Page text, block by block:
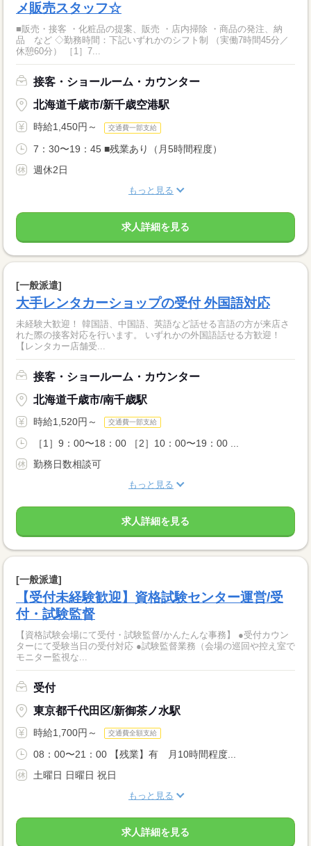
メ販売スタッフ☆
■販売・接客 ・化粧品の提案、販売 ・店内掃除 ・商品の発注、納
品 など ◇勤務時間：下記いずれかのシフト制 （実働7時間45分／
休憩60分） ［1］7...
接客・ショールーム・カウンター
北海道千歳市/新千歳空港駅
時給1,450円～ 交通費一部支給
7：30〜19：45 ■残業あり（月5時間程度）
週休2日
もっと見る
求人詳細を見る
[一般派遣]
大手レンタカーショップの受付 外国語対応
未経験大歓迎！ 韓国語、中国語、英語など話せる言語の方が来店さ
れた際の接客対応を行います。 いずれかの外国語話せる方歓迎！
【レンタカー店舗受...
接客・ショールーム・カウンター
北海道千歳市/南千歳駅
時給1,520円～ 交通費一部支給
［1］9：00〜18：00 ［2］10：00〜19：00 ...
勤務日数相談可
もっと見る
求人詳細を見る
[一般派遣]
【受付未経験歓迎】資格試験センター運営/受
付・試験監督
【資格試験会場にて受付・試験監督/かんたんな事務】 ●受付カウン
ターにて受験当日の受付対応 ●試験監督業務（会場の巡回や控え室で
モニター監視な...
受付
東京都千代田区/新御茶ノ水駅
時給1,700円～ 交通費全額支給
08：00〜21：00 【残業】有 月10時間程度...
土曜日 日曜日 祝日
もっと見る
求人詳細を見る